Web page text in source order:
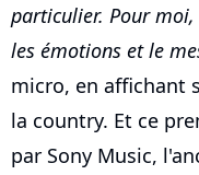
particulier. Pour
les émotions et le
micro, en affichant
la country. Et ce
par Sony Music,